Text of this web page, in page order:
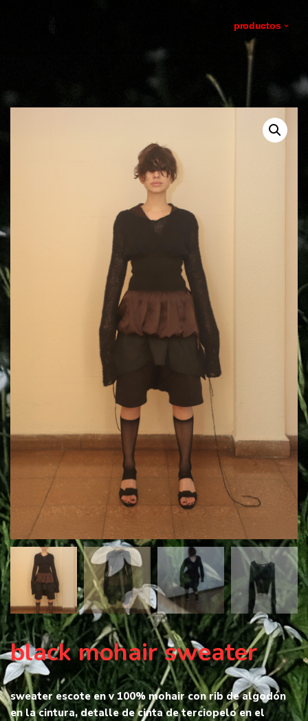
productos
black mohair sweater
sweater escote en v 100% mohair con rib de algodón
en la cintura, detalle de cinta de terciopelo en el